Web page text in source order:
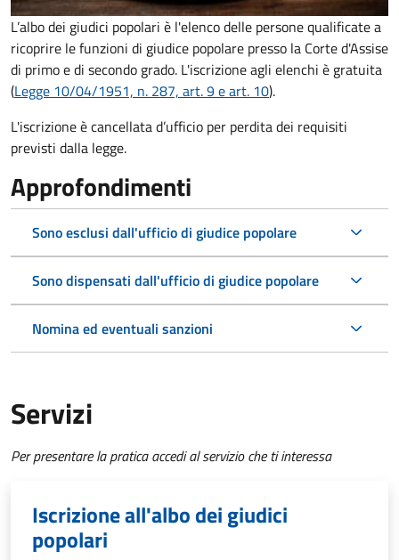
L’albo dei giudici popolari è l'elenco delle persone qualificate a
ricoprire le funzioni di giudice popolare presso la Corte d'Assise
di primo e di secondo grado. L'iscrizione agli elenchi è gratuita
(Legge 10/04/1951, n. 287, art. 9 e art. 10).
L'iscrizione è cancellata d’ufficio per perdita dei requisiti
previsti dalla legge.
Approfondimenti
Sono esclusi dall'ufficio di giudice popolare
Sono dispensati dall'ufficio di giudice popolare
Nomina ed eventuali sanzioni
Servizi
Per presentare la pratica accedi al servizio che ti interessa
Iscrizione all'albo dei giudici
popolari